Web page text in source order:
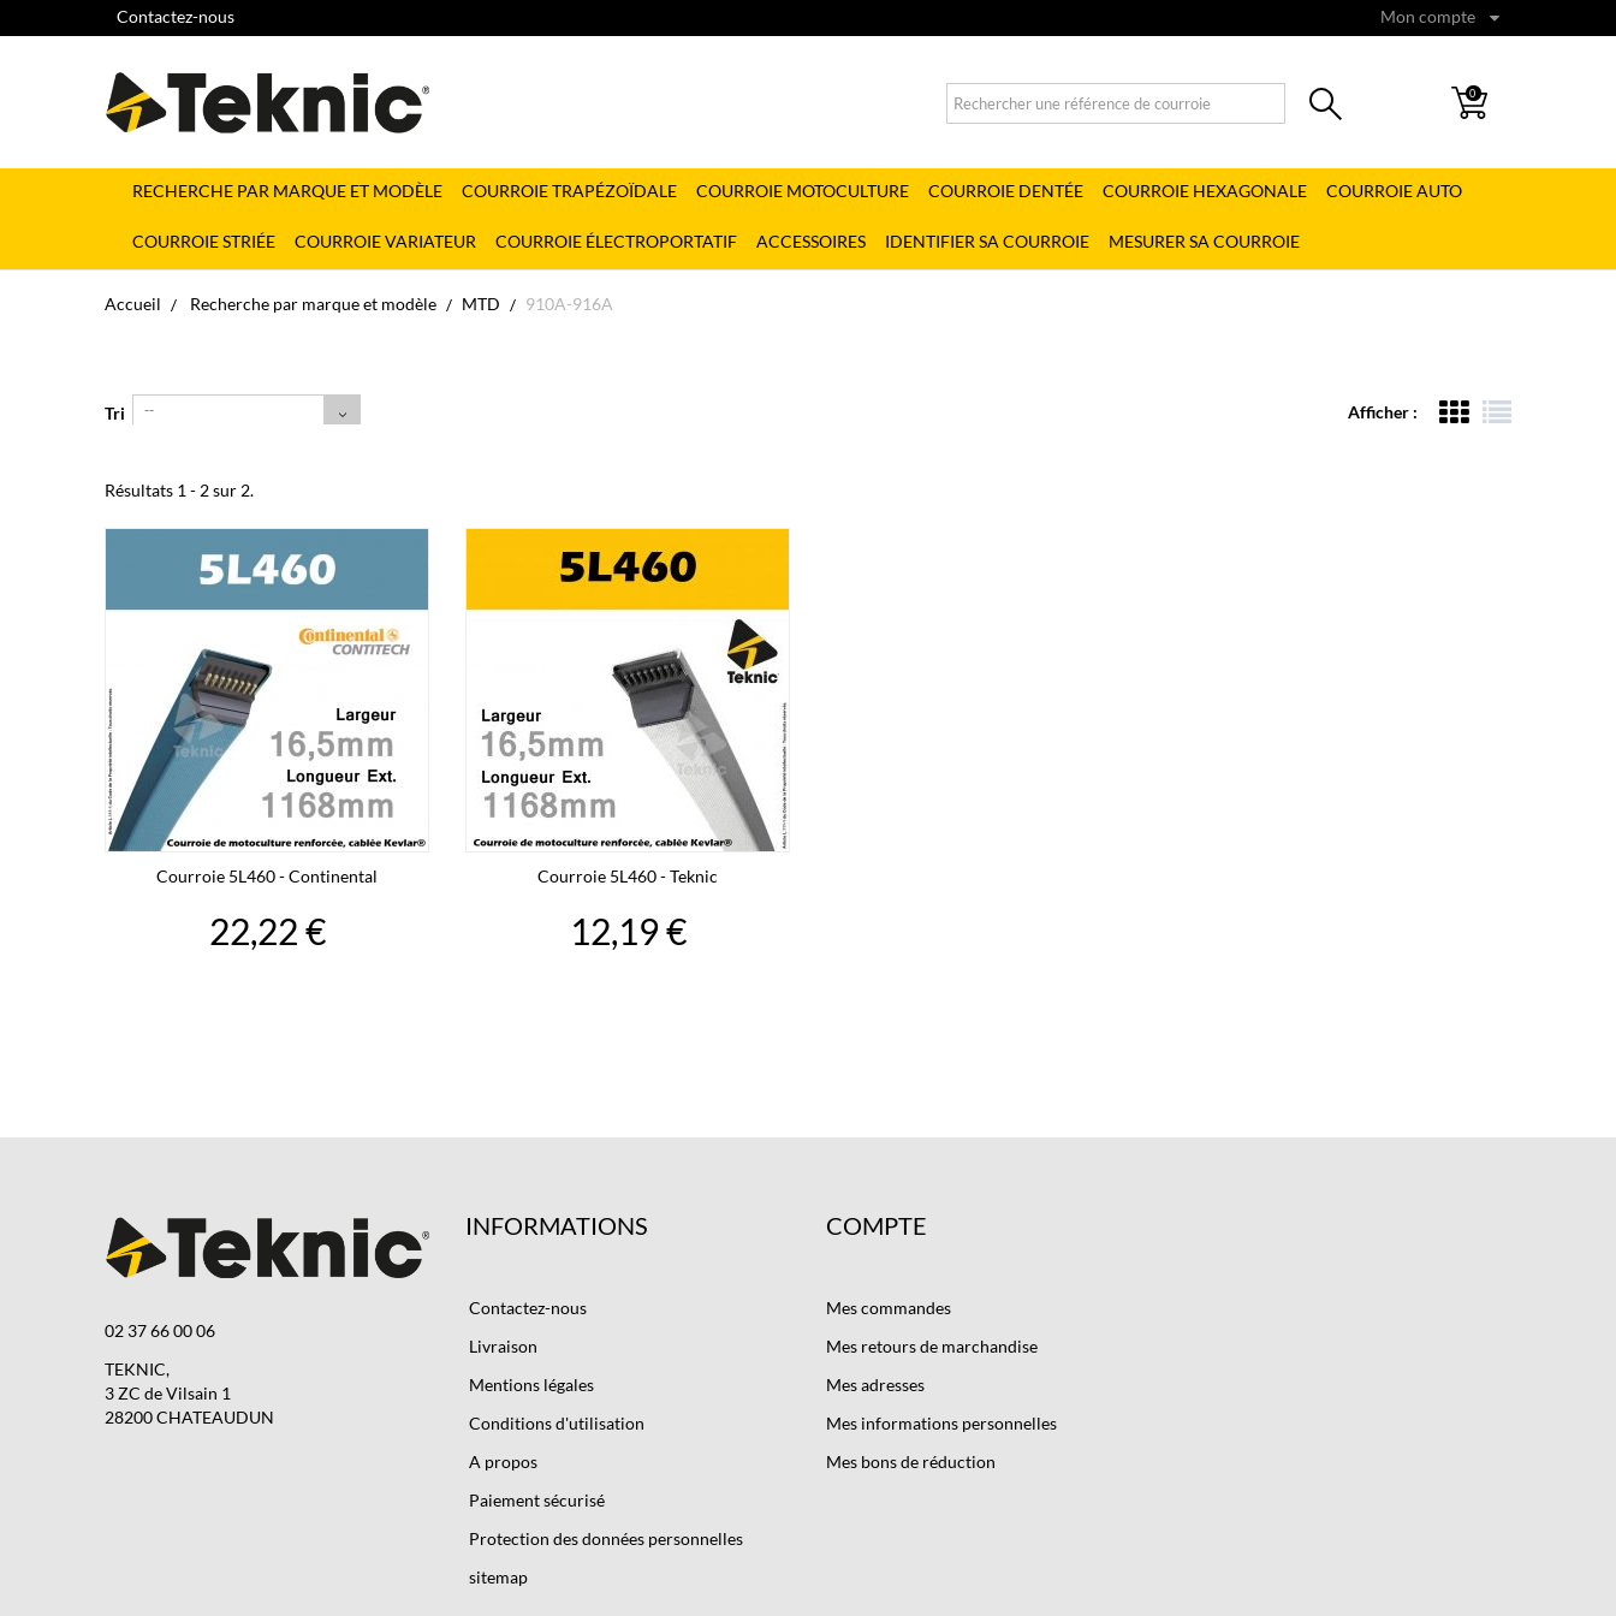
Mon compte
Contactez-nous
0
RECHERCHE PAR MARQUE ET MODÈLE COURROIE TRAPÉZOÏDALE COURROIE MOTOCULTURE COURROIE DENTÉE COURROIE HEXAGONALE COURROIE AUTO
COURROIE STRIÉE COURROIE VARIATEUR COURROIE ÉLECTROPORTATIF ACCESSOIRES IDENTIFIER SA COURROIE MESURER SA COURROIE
Accueil Recherche par marque et modèle MTD 910A-916A
Afficher :
Tri --
Résultats 1 - 2 sur 2.
Courroie 5L460 - Continental
22,22 €
Courroie 5L460 - Teknic
12,19 €
02 37 66 00 06
TEKNIC,
3 ZC de Vilsain 1
28200 CHATEAUDUN
INFORMATIONS
Contactez-nous
Livraison
Mentions légales
Conditions d'utilisation
A propos
Paiement sécurisé
Protection des données personnelles
sitemap
COMPTE
Mes commandes
Mes retours de marchandise
Mes adresses
Mes informations personnelles
Mes bons de réduction